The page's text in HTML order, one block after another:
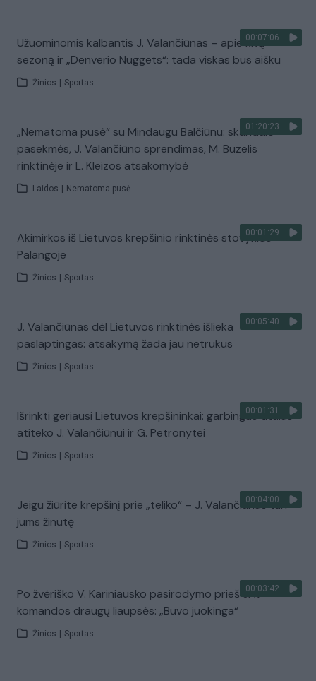
00:07:06
Užuominomis kalbantis J. Valančiūnas – apie kitą
sezoną ir „Denverio Nuggets“: tada viskas bus aišku
Žinios Sportas
01:20:23
„Nematoma pusė“ su Mindaugu Balčiūnu: skandalo
pasekmės, J. Valančiūno sprendimas, M. Buzelis
rinktinėje ir L. Kleizos atsakomybė
Laidos Nematoma pusė
00:01:29
Akimirkos iš Lietuvos krepšinio rinktinės stovyklos
Palangoje
Žinios Sportas
00:05:40
J. Valančiūnas dėl Lietuvos rinktinės išlieka
paslaptingas: atsakymą žada jau netrukus
Žinios Sportas
00:01:31
Išrinkti geriausi Lietuvos krepšininkai: garbingas titulas
atiteko J. Valančiūnui ir G. Petronytei
Žinios Sportas
00:04:00
Jeigu žiūrite krepšinį prie „teliko“ – J. Valančiūnas turi
jums žinutę
Žinios Sportas
00:03:42
Po žvėriško V. Kariniausko pasirodymo prieš JAV –
komandos draugų liaupsės: „Buvo juokinga“
Žinios Sportas